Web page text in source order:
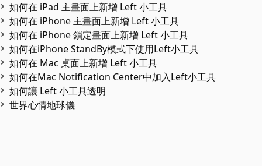
如何在 iPad 主畫面上新增 Left 小工具
如何在 iPhone 主畫面上新增 Left 小工具
如何在 iPhone 鎖定畫面上新增 Left 小工具
如何在iPhone StandBy模式下使用Left小工具
如何在 Mac 桌面上新增 Left 小工具
如何在Mac Notification Center中加入Left小工具
如何讓 Left 小工具透明
世界心情地球儀